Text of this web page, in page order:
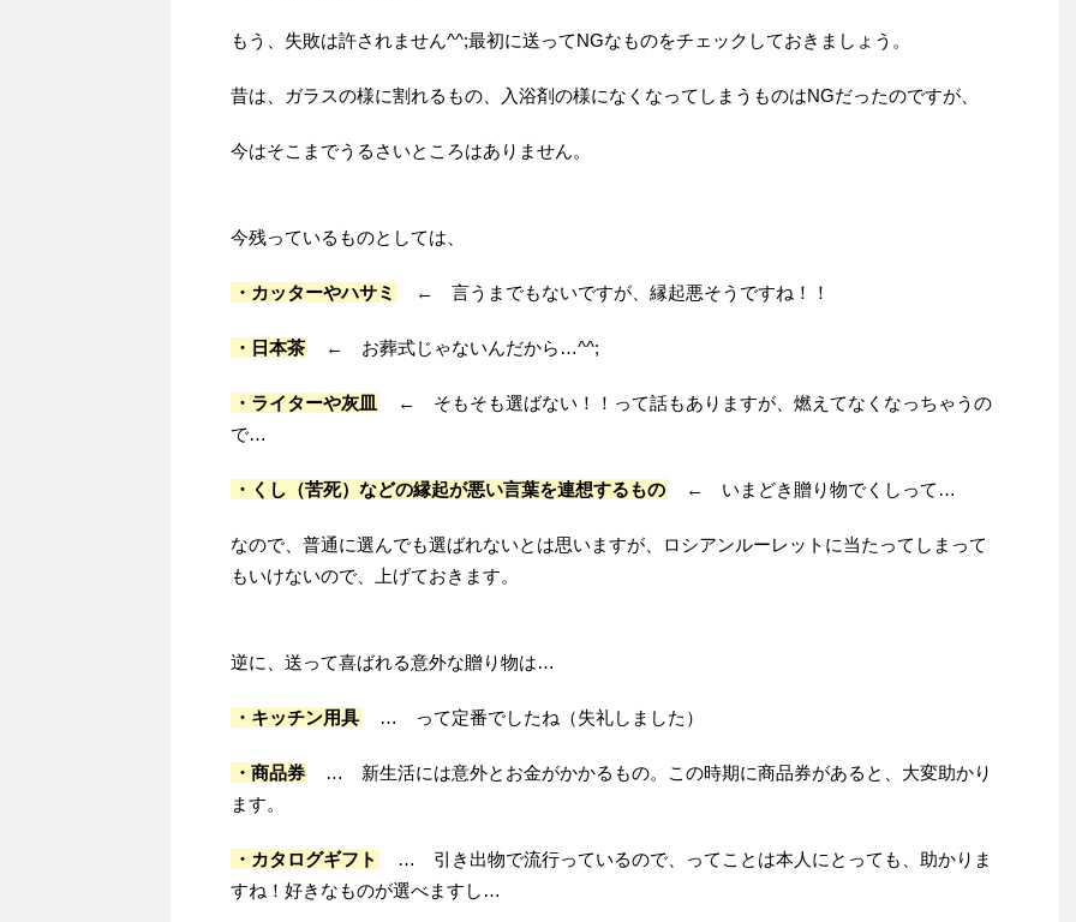
もう、失敗は許されません^^;最初に送ってNGなものをチェックしておきましょう。
昔は、ガラスの様に割れるもの、入浴剤の様になくなってしまうものはNGだったのですが、
今はそこまでうるさいところはありません。
今残っているものとしては、
・カッターやハサミ ← 言うまでもないですが、縁起悪そうですね！！
・日本茶 ← お葬式じゃないんだから…^^;
・ライターや灰皿
← そもそも選ばない！！って話もありますが、燃えてなくなっちゃうの
で…
・くし（苦死）などの縁起が悪い言葉を連想するもの ← いまどき贈り物でくしって…
なので、普通に選んでも選ばれないとは思いますが、ロシアンルーレットに当たってしまって
もいけないので、上げておきます。
逆に、送って喜ばれる意外な贈り物は…
・キッチン用具 … って定番でしたね（失礼しました）
・商品券
… 新生活には意外とお金がかかるもの。この時期に商品券があると、大変助かり
ます。
・カタログギフト
… 引き出物で流行っているので、ってことは本人にとっても、助かりま
すね！好きなものが選べますし…